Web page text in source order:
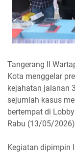
Tangerang ll
Kota menggelar
kejahatan jalanan
sejumlah kasus
bertempat di
Rabu (13/05/
Kegiatan dipimpin